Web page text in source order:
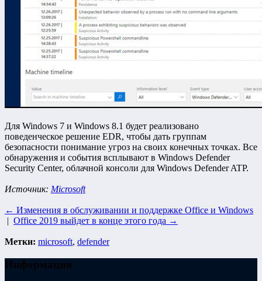
Для Windows 7 и Windows 8.1 будет реализовано
поведенческое решение EDR, чтобы дать группам
безопасности понимание угроз на своих конечных точках. Все
обнаружения и события всплывают в Windows Defender
Security Center, облачной консоли для Windows Defender ATP.
Источник: Microsoft
← Изменения в обслуживании и поддержке Office и Windows
| Office 2019 выйдет в конце этого года →
Метки: microsoft, defender
Информация